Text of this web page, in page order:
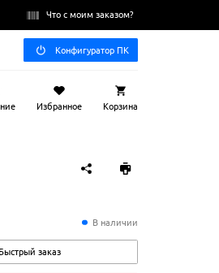
Что с моим заказом?
Конфигуратор ПК
Избранное Корзина
₽ В наличии
Быстрый заказ